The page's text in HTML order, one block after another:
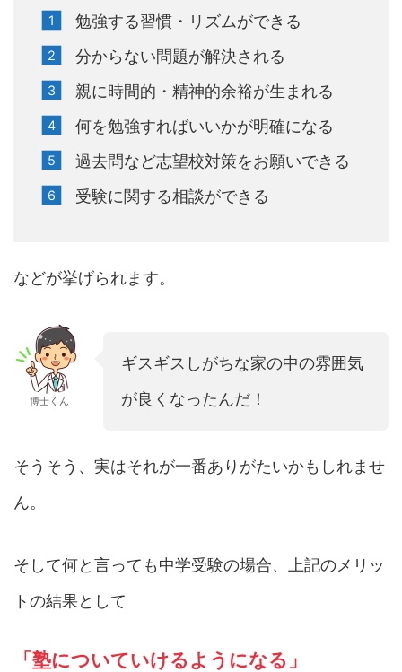
勉強する習慣・リズムができる
分からない問題が解決される
親に時間的・精神的余裕が生まれる
何を勉強すればいいかが明確になる
過去問など志望校対策をお願いできる
受験に関する相談ができる
などが挙げられます。
博士くん
ギスギスしがちな家の中の雰囲気
が良くなったんだ！
そうそう、実はそれが一番ありがたいかもしれませ
ん。
そして何と言っても中学受験の場合、上記のメリッ
トの結果として
「塾についていけるようになる」